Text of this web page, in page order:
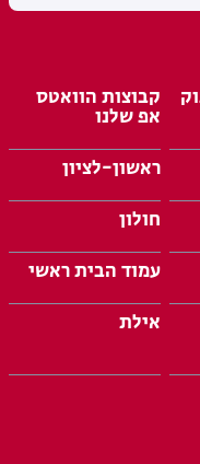
קבוצות הוואטס
אפ שלנו
ראשון-לציון
חולון
עמוד הבית ראשי
אילת